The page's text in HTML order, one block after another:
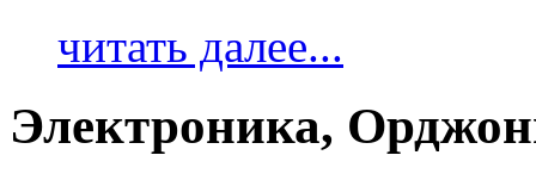
читать далее...
Электроника,